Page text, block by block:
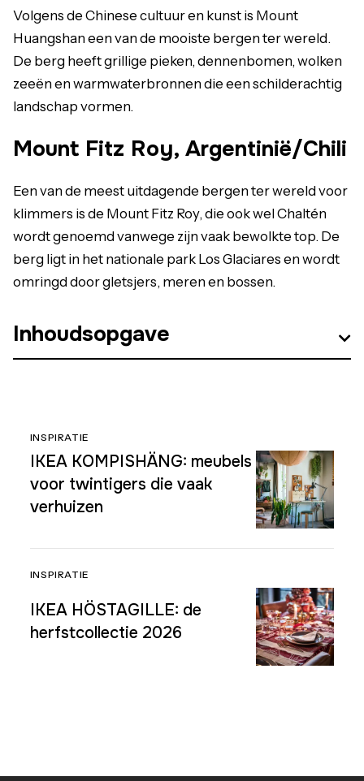
Volgens de Chinese cultuur en kunst is Mount
Huangshan een van de mooiste bergen ter wereld.
De berg heeft grillige pieken, dennenbomen, wolken
zeeën en warmwaterbronnen die een schilderachtig
landschap vormen.
Mount Fitz Roy, Argentinië/Chili
Een van de meest uitdagende bergen ter wereld voor
klimmers is de Mount Fitz Roy, die ook wel Chaltén
wordt genoemd vanwege zijn vaak bewolkte top. De
berg ligt in het nationale park Los Glaciares en wordt
omringd door gletsjers, meren en bossen.
Inhoudsopgave
INSPIRATIE
IKEA KOMPISHÄNG: meubels
voor twintigers die vaak
verhuizen
INSPIRATIE
IKEA HÖSTAGILLE: de
herfstcollectie 2026